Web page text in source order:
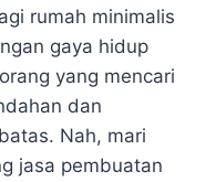
rumah minimalis
gaya hidup
yang mencari
dan
Nah, mari
jasa pembuatan